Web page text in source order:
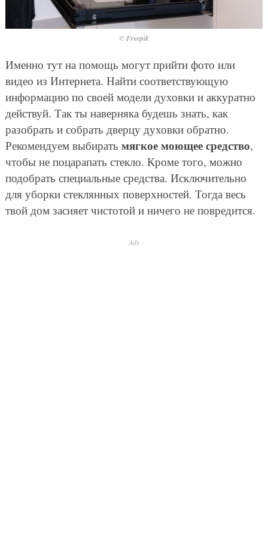
© Freepik
Именно тут на помощь могут прийти фото или
видео из Интернета. Найти соответствующую
информацию по своей модели духовки и аккуратно
действуй. Так ты наверняка будешь знать, как
разобрать и собрать дверцу духовки обратно.
Рекомендуем выбирать мягкое моющее средство,
чтобы не поцарапать стекло. Кроме того, можно
подобрать специальные средства. Исключительно
для уборки стеклянных поверхностей. Тогда весь
твой дом засияет чистотой и ничего не повредится.
Ads